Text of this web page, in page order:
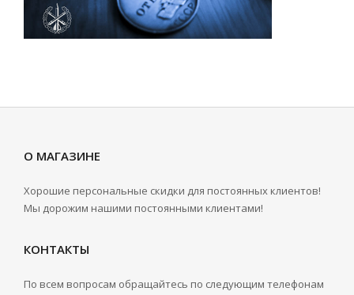
О МАГАЗИНЕ
Хорошие персональные скидки для постоянных клиентов!
Мы дорожим нашими постоянными клиентами!
КОНТАКТЫ
По всем вопросам обращайтесь по следующим телефонам